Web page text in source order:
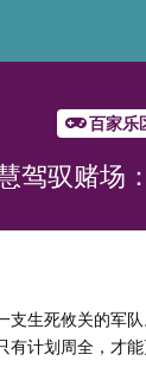
百家乐
驾驭赌场
生死攸关的军
计划周全，才